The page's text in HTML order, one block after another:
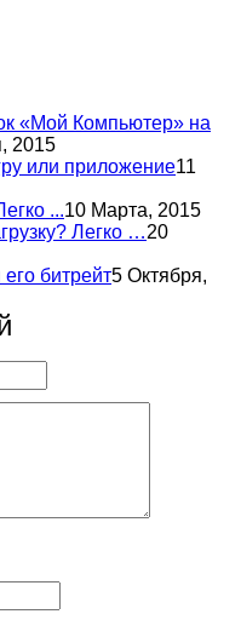
«Мой Компьютер» на
2015
или приложение11
...10 Марта, 2015
Легко …20
битрейт5 Октября,